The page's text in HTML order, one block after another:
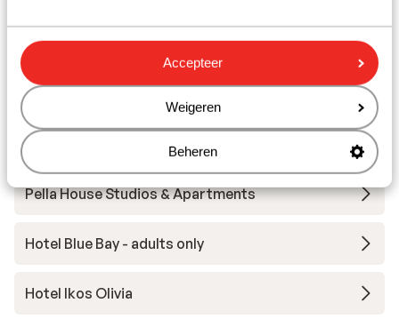
Accepteer
Weigeren
Beheren
Andere accommodaties in Chalkidiki
Hotel Ikos Oceania
Hotel Achtis
Pella House Studios & Apartments
Hotel Blue Bay - adults only
Hotel Ikos Olivia